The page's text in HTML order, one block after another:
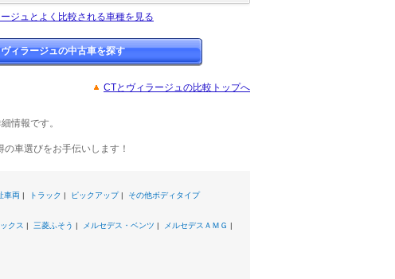
ジュとよく比較される車種を見る
ヴィラージュの中古車を探す
CTとヴィラージュの比較トップへ
情報です。
車選びをお手伝いします！
車両 | トラック | ピックアップ| その他ボディタイプ
クス | 三菱ふそう | メルセデス・ベンツ | メルセデスＡＭＧ |